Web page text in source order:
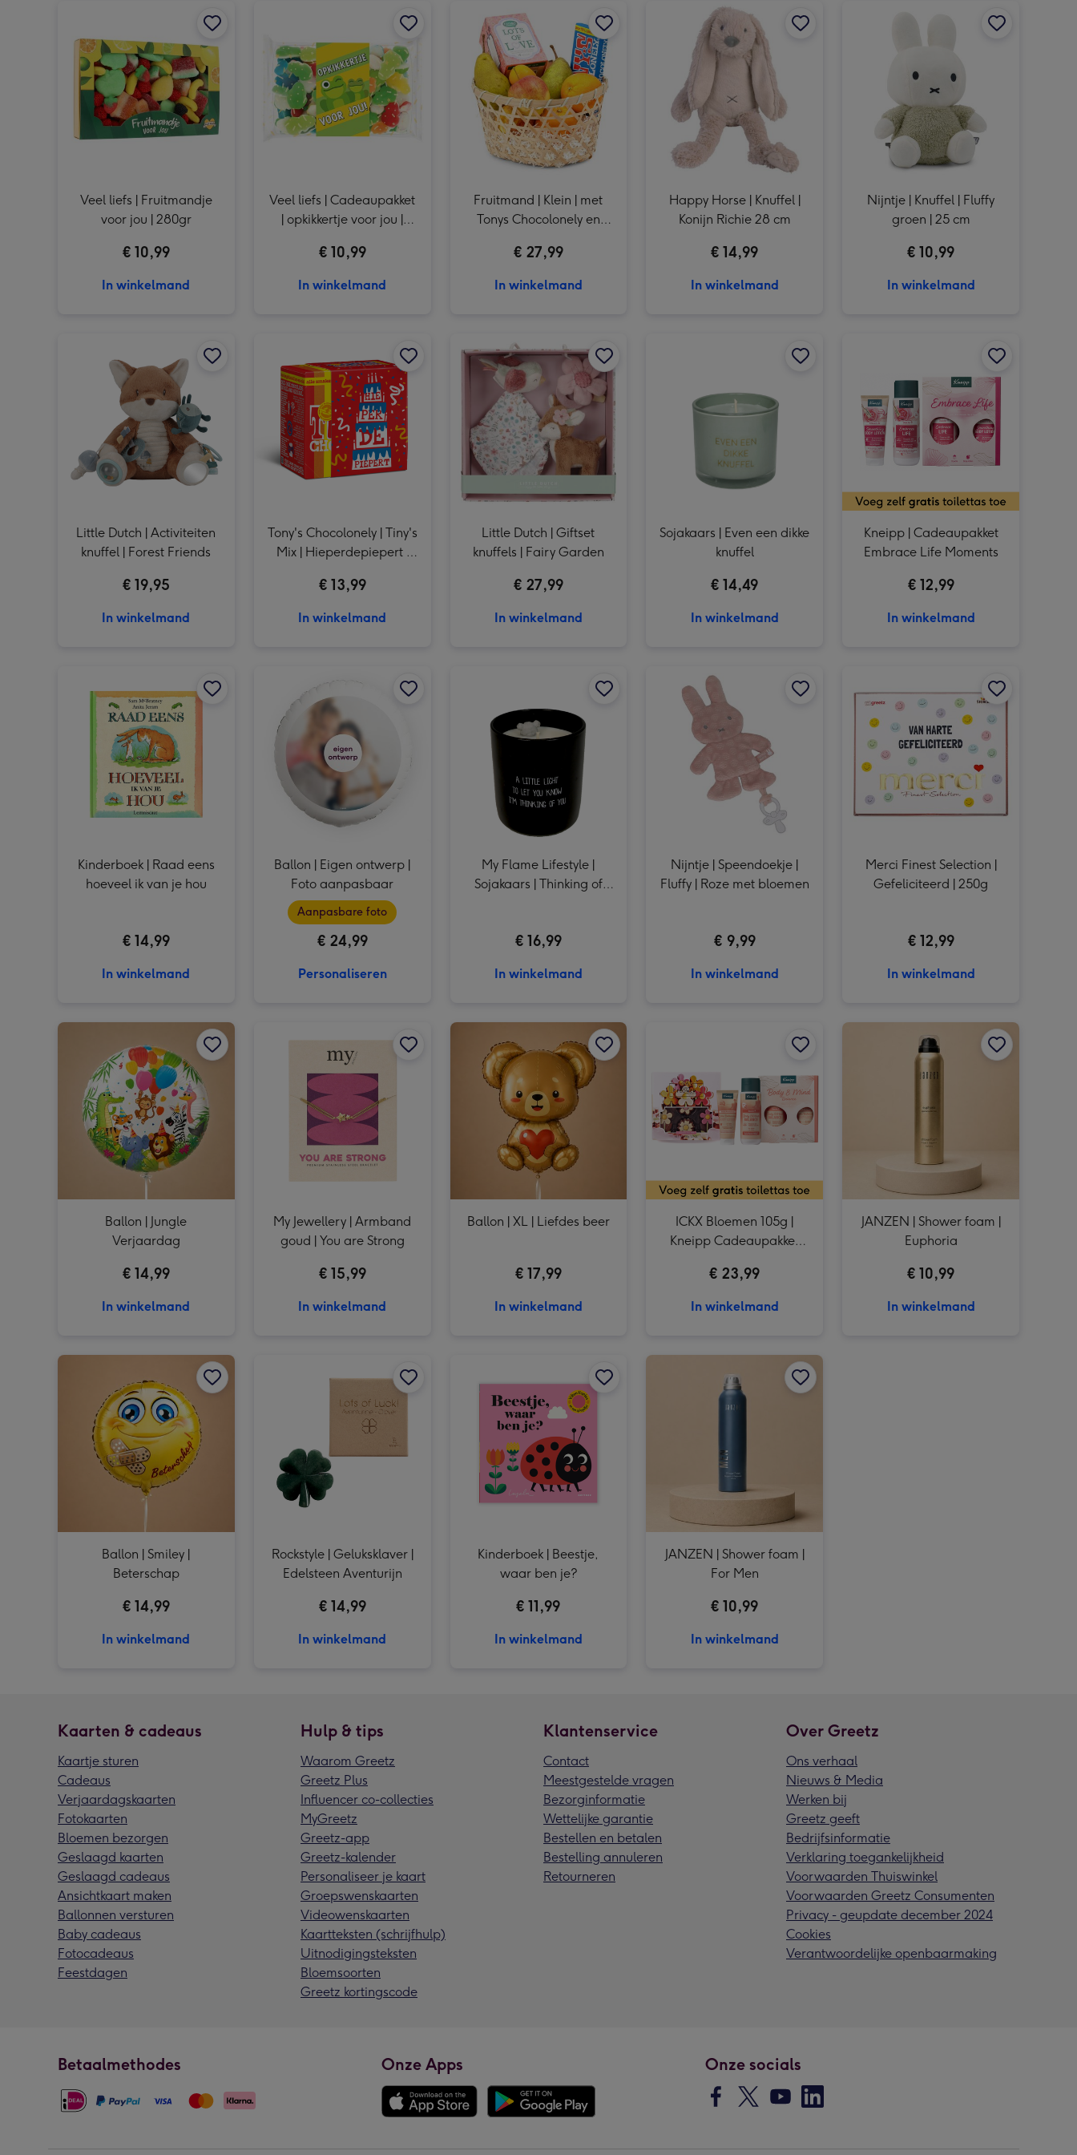
Veel liefs | Fruitmandje voor jou | 280gr afbeelding 3
Veel liefs | Fruitmandje
voor jou | 280gr
€ 10,99
In winkelmand
Veel liefs | Cadeaupakket
| opkikkertje voor jou |
€ 10,99
In winkelmand
Fruitmand | Klein | met
Tonys Chocolonely en
€ 27,99
In winkelmand
Happy Horse | Knuffel |
Konijn Richie 28 cm
€ 14,99
In winkelmand
Nijntje | Knuffel | Fluffy
groen | 25 cm
€ 10,99
In winkelmand
Little Dutch | Activiteiten knuffel | Forest Friends afbeelding 4
Little Dutch | Activiteiten
knuffel | Forest Friends
€ 19,95
In winkelmand
Tony's Chocolonely | Tiny's Mix | Hieperdepiepert | 200g afbeelding 4
Tony's Chocolonely | Tiny's
Mix | Hieperdepiepert |
€ 13,99
In winkelmand
Little Dutch | Giftset knuffels | Fairy Garden afbeelding 3
Little Dutch | Giftset
knuffels | Fairy Garden
€ 27,99
In winkelmand
Sojakaars | Even een dikke
knuffel
€ 14,49
In winkelmand
Kneipp | Cadeaupakket
Embrace Life Moments
€ 12,99
In winkelmand
Kinderboek | Raad eens
hoeveel ik van je hou
€ 14,99
In winkelmand
Ballon | Eigen ontwerp |
Foto aanpasbaar
Aanpasbare foto
€ 24,99
Personaliseren
My Flame Lifestyle |
Sojakaars | Thinking of
€ 16,99
In winkelmand
Nijntje | Speendoekje |
Fluffy | Roze met bloemen
€ 9,99
In winkelmand
Merci Finest Selection |
Gefeliciteerd | 250g
€ 12,99
In winkelmand
Ballon | Jungle Verjaardag afbeelding 1
Ballon | Jungle
Verjaardag
€ 14,99
In winkelmand
My Jewellery | Armband goud | You are Strong afbeelding 2
My Jewellery | Armband goud | You are Strong afbeelding 3
My Jewellery | Armband
goud | You are Strong
€ 15,99
In winkelmand
Ballon | XL | Liefdes beer
€ 17,99
In winkelmand
ICKX Bloemen 105g | Kneipp Cadeaupakket Body & Mind Balance afbeelding 2
ICKX Bloemen 105g |
Kneipp Cadeaupakket
€ 23,99
In winkelmand
JANZEN | Shower foam | Euphoria afbeelding 1
JANZEN | Shower foam |
Euphoria
€ 10,99
In winkelmand
Ballon | Smiley | Beterschap afbeelding 1
Ballon | Smiley |
Beterschap
€ 14,99
In winkelmand
Rockstyle | Geluksklaver |
Edelsteen Aventurijn
€ 14,99
In winkelmand
Kinderboek | Beestje, waar ben je? afbeelding 2
Kinderboek | Beestje,
waar ben je?
€ 11,99
In winkelmand
JANZEN | Shower foam |
For Men
€ 10,99
In winkelmand
Kaarten & cadeaus
Kaartje sturen
Cadeaus
Verjaardagskaarten
Fotokaarten
Bloemen bezorgen
Geslaagd kaarten
Geslaagd cadeaus
Ansichtkaart maken
Ballonnen versturen
Baby cadeaus
Fotocadeaus
Feestdagen
Hulp & tips
Waarom Greetz
Greetz Plus
Influencer co-collecties
MyGreetz
Greetz-app
Greetz-kalender
Personaliseer je kaart
Groepswenskaarten
Videowenskaarten
Kaartteksten (schrijfhulp)
Uitnodigingsteksten
Bloemsoorten
Greetz kortingscode
Klantenservice
Contact
Meestgestelde vragen
Bezorginformatie
Wettelijke garantie
Bestellen en betalen
Bestelling annuleren
Retourneren
Over Greetz
Ons verhaal
Nieuws & Media
Werken bij
Greetz geeft
Bedrijfsinformatie
Verklaring toegankelijkheid
Voorwaarden Thuiswinkel
Voorwaarden Greetz Consumenten
Privacy - geupdate december 2024
Cookies
Verantwoordelijke openbaarmaking
Betaalmethodes Onze Apps Onze socials